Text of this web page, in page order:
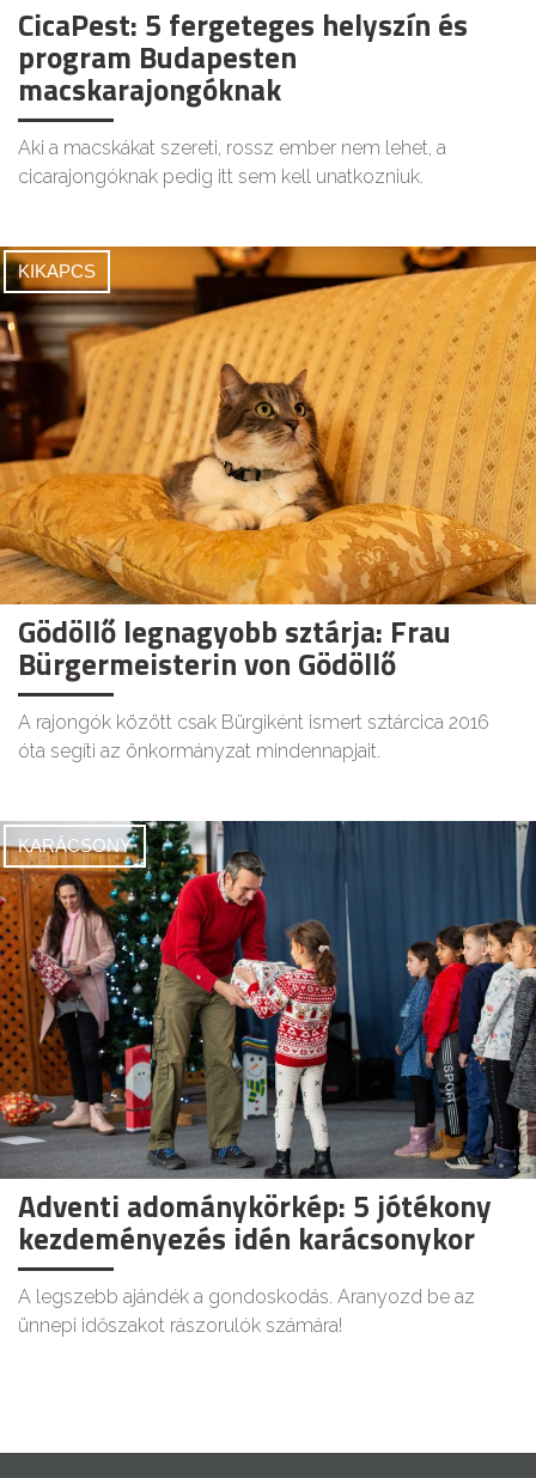
CicaPest: 5 fergeteges helyszín és
program Budapesten
macskarajongóknak
Aki a macskákat szereti, rossz ember nem lehet, a
cicarajongóknak pedig itt sem kell unatkozniuk.
KIKAPCS
Gödöllő legnagyobb sztárja: Frau
Bürgermeisterin von Gödöllő
A rajongók között csak Bürgiként ismert sztárcica 2016
óta segíti az önkormányzat mindennapjait.
KARÁCSONY
Adventi adománykörkép: 5 jótékony
kezdeményezés idén karácsonykor
A legszebb ajándék a gondoskodás. Aranyozd be az
ünnepi időszakot rászorulók számára!